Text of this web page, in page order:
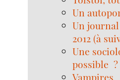
Un
Un
2012 (à
Une
possible ?
Vampires